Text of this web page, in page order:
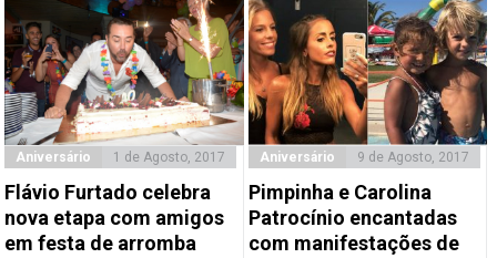
Aniversário 1 de Agosto, 2017
Flávio Furtado celebra
nova etapa com amigos
em festa de arromba
Aniversário 9 de Agosto, 2017
Pimpinha e Carolina
Patrocínio encantadas
com manifestações de